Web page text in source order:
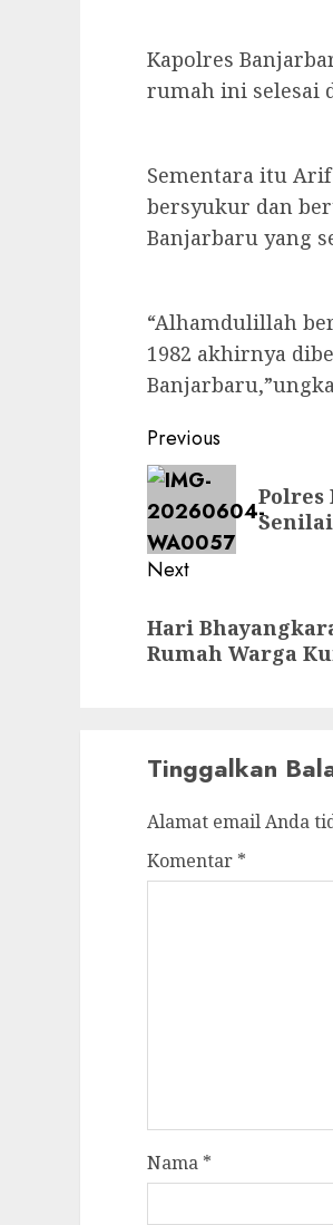
Kapolres
rumah ini selesai
Sementara itu
bersyukur dan
Banjarbaru yang
“Alhamdulillah
1982 akhirnya
Previous
Next
Hari
Rumah Warga
Tinggalkan
Alamat email Anda
Komentar *
Nama *